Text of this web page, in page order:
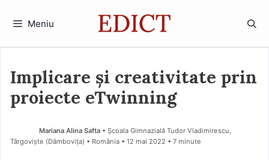
Meniu
Implicare și creativitate prin
proiecte eTwinning
Mariana Alina Safta • Școala Gimnazială Tudor Vladimirescu,
Târgoviște (Dâmboviţa) • România
12 mai 2022 • 7 minute